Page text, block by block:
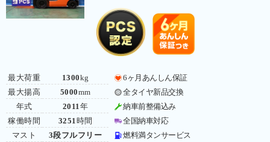
最大荷重
最大揚高
年式
稼働時間
マスト
1300kg
5000mm
2011年
3251 時間
3段フルフリー
6ヶ月あんしん保証
全タイヤ新品交換
納車前整備込み
全国納車対応
燃料満タンサービス